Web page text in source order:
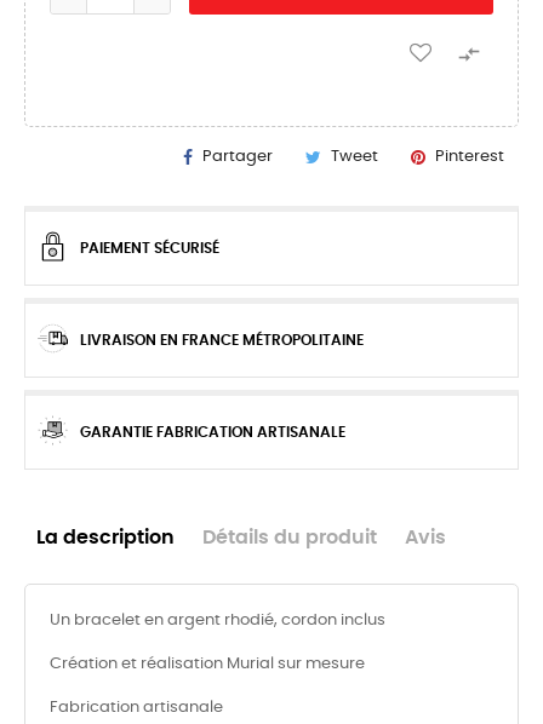

Partager Tweet Pinterest
PAIEMENT SÉCURISÉ
LIVRAISON EN FRANCE MÉTROPOLITAINE
GARANTIE FABRICATION ARTISANALE
La description Détails du produit Avis
Un bracelet en argent rhodié, cordon inclus
Création et réalisation Murial sur mesure
Fabrication artisanale